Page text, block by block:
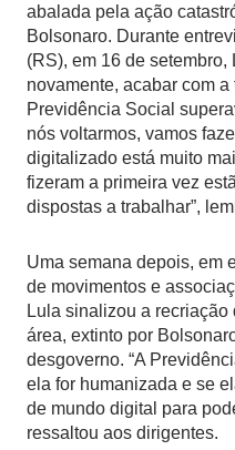
abalada pela ação
Bolsonaro. Durante
(RS), em 16 de
novamente, acabar com
Previdência Social
nós voltarmos, vamos
digitalizado está muito
fizeram a primeira vez
dispostas a trabalhar”,
Uma semana depois, em
de movimentos e
Lula sinalizou a
área, extinto por
desgoverno. “A
ela for humanizada e se
de mundo digital para
ressaltou aos dirigentes.